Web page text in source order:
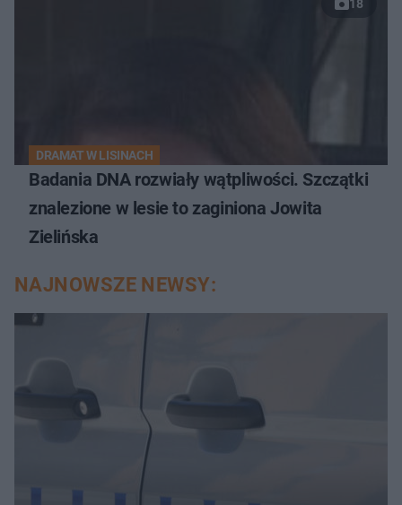
18
DRAMAT W LISINACH
Badania DNA rozwiały wątpliwości. Szczątki
znalezione w lesie to zaginiona Jowita
Zielińska
NAJNOWSZE NEWSY: